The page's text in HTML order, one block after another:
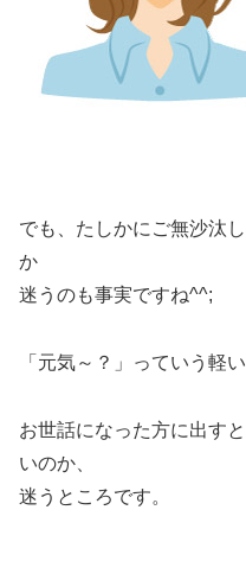
でも、たしかにご無沙汰
か
迷うのも事実ですね^^;
「元気～？」っていう軽
お世話になった方に出す
いのか、
迷うところです。